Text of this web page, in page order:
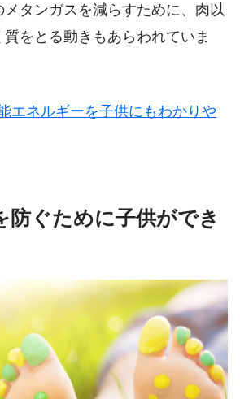
タンガスを減らすために、肉以
をとる動きもあらわれていま
エネルギーを子供にもわかりや
防ぐために子供ができ